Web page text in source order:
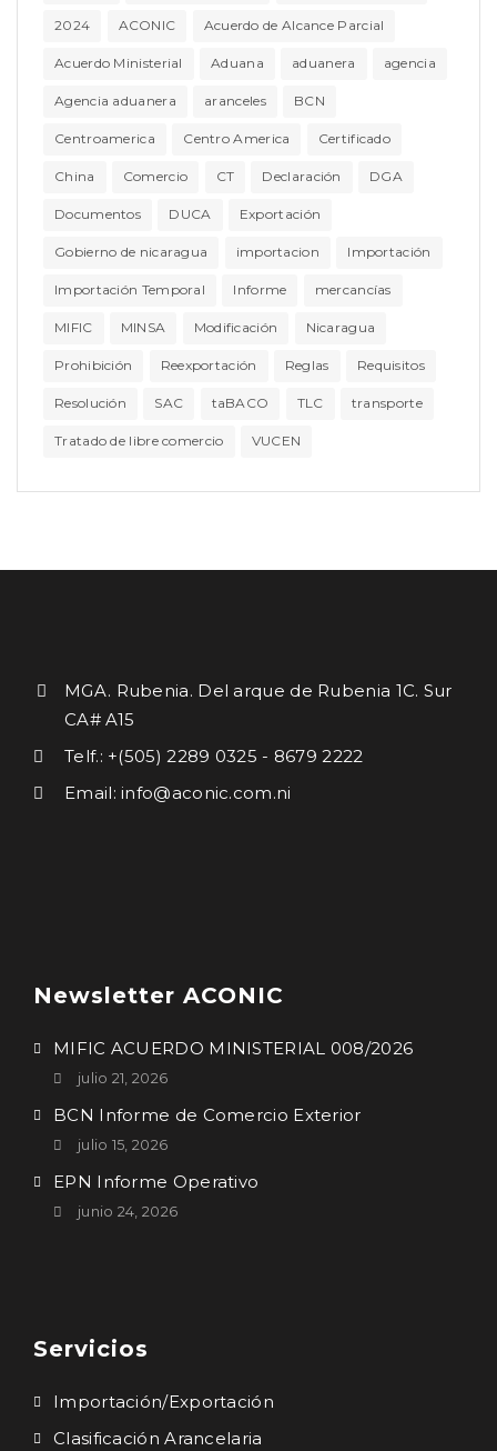
2024 ACONIC Acuerdo de Alcance Parcial
Acuerdo Ministerial Aduana aduanera agencia
Agencia aduanera aranceles BCN
Centroamerica Centro America Certificado
China Comercio CT Declaración DGA
Documentos DUCA Exportación
Gobierno de nicaragua importacion Importación
Importación Temporal Informe mercancías
MIFIC MINSA Modificación Nicaragua
Prohibición Reexportación Reglas Requisitos
Resolución SAC taBACO TLC transporte
Tratado de libre comercio VUCEN
MGA. Rubenia. Del arque de Rubenia 1C. Sur
CA# A15
Telf.: +(505) 2289 0325 - 8679 2222
Email: info@aconic.com.ni
Newsletter ACONIC
MIFIC ACUERDO MINISTERIAL 008/2026
julio 21, 2026
BCN Informe de Comercio Exterior
julio 15, 2026
EPN Informe Operativo
junio 24, 2026
Servicios
Importación/Exportación
Clasificación Arancelaria